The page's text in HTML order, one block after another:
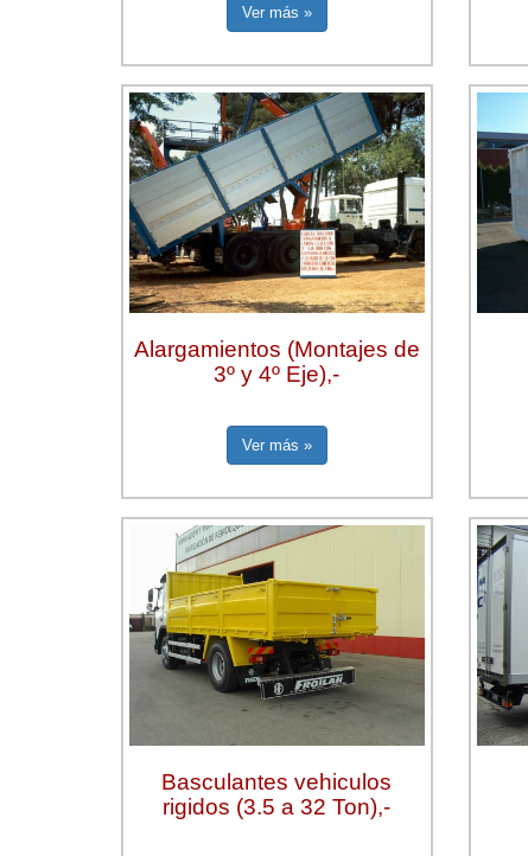
Ver más »
Alargamientos (Montajes de
3º y 4º Eje),-
Ver más »
Basculantes vehiculos
rigidos (3.5 a 32 Ton),-